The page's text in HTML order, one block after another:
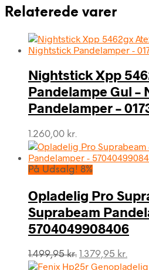
Relaterede varer
Nightstick Xpp
Pandelampe Gul –
Pandelamper –
1.260,00 kr.
På Udsalg! 8%
Opladelig Pro
Suprabeam
5704049908406
1.499,95kr. Den
oprindelige
1.379,95 kr.